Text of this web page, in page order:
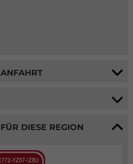
DIESE REGION